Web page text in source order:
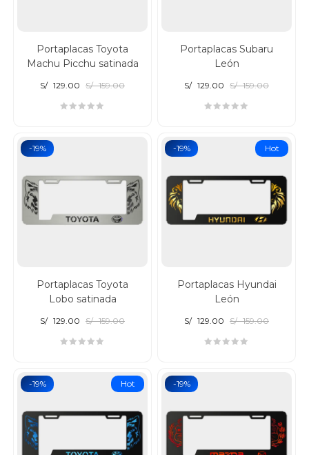
Portaplacas Toyota
Machu Picchu satinada
S/ 159.00
S/ 129.00
Portaplacas Subaru
León
S/ 159.00
S/ 129.00
Portaplacas Toyota
Lobo satinada
S/ 159.00
S/ 129.00
-19%
Portaplacas Hyundai
León
S/ 159.00
S/ 129.00
-19% Hot
-19% Hot -19%